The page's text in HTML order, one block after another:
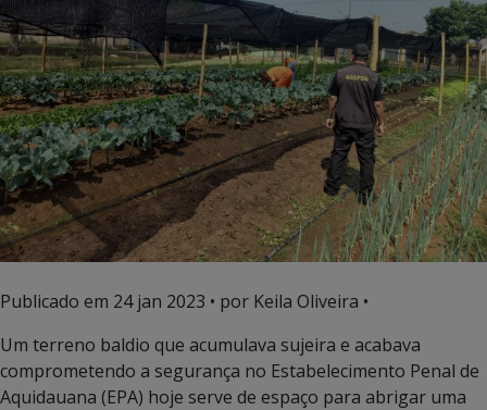
Publicado em 24 jan 2023 • por Keila Oliveira •
Um terreno baldio que acumulava sujeira e acabava
comprometendo a segurança no Estabelecimento Penal de
Aquidauana (EPA) hoje serve de espaço para abrigar uma